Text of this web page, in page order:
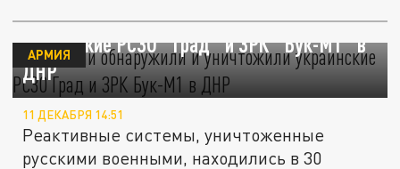
ВС России обнаружили и уничтожили
украинские РСЗО "Град" и ЗРК "Бук-М1" в
ДНР
АРМИЯ
11 ДЕКАБРЯ 14:51
Реактивные системы, уничтоженные
русскими военными, находились в 30